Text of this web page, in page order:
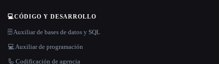
💻CÓDIGO Y DESARROLLO
🗄️ Auxiliar de bases de datos y SQL
💻 Auxiliar de programación
🦾 Codificación de agencia